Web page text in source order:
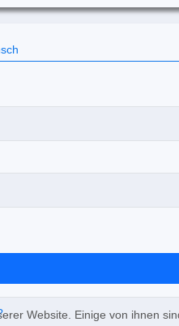
Website. Einige von ihnen